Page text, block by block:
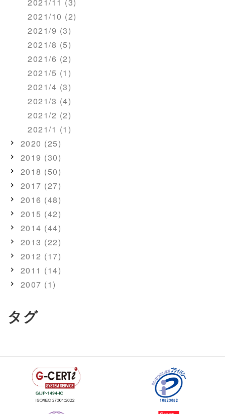
2021/10 (2)
2021/9 (3)
2021/8 (5)
2021/6 (2)
2021/5 (1)
2021/4 (3)
2021/3 (4)
2021/2 (2)
2021/1 (1)
2020 (25)
2019 (30)
2018 (50)
2017 (27)
2016 (48)
2015 (42)
2014 (44)
2013 (22)
2012 (17)
2011 (14)
2007 (1)
タグ